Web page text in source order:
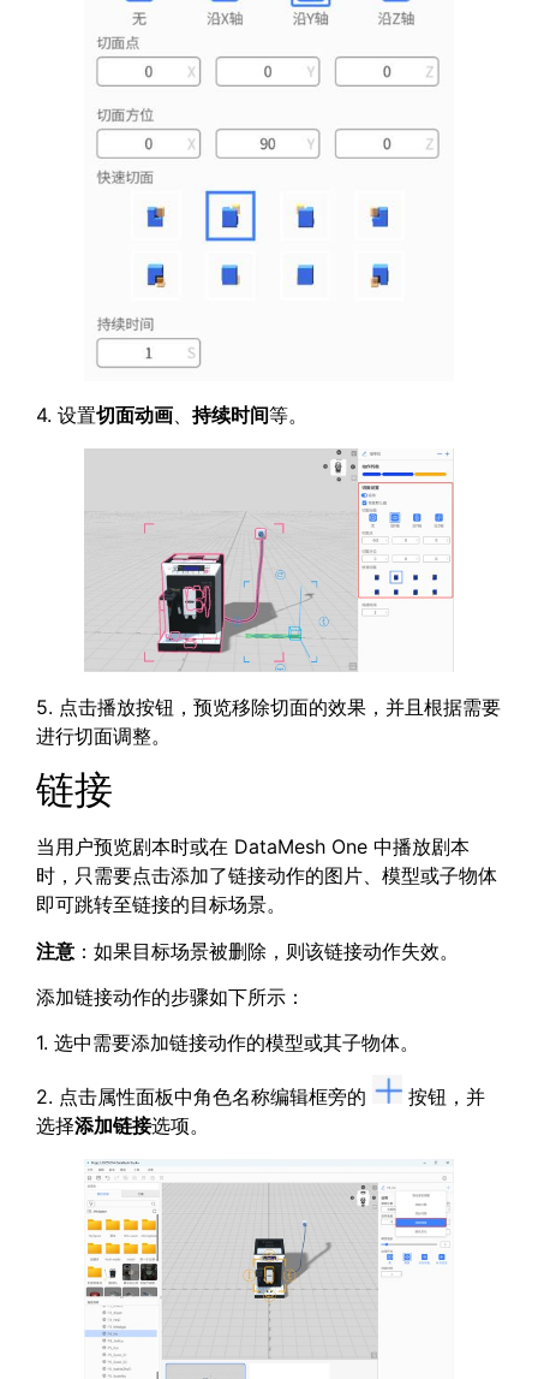
4. 设置切面动画 持续时间等。
5. 点击播放按钮，预览移除切面的效果，并且根据需要
进行切面调整。
链接
当用户预览剧本时或在 DataMesh One 中播放剧本
时，只需要点击添加了链接动作的图片、 模型或子物体
即可跳转至链接的目标场景。
注意 ：如果目标场景被删除，则该链接动作失效。
添加链接动作的步骤如下所示：
1. 选中需要添加链接动作的模型或其子物体。
2. 点击属性面板中角色名称编辑框旁的
按钮，并
选择添加链接选项。